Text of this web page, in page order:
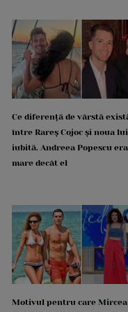
Ce diferență de vârstă
între Rareș Cojoc și noua lui
iubită. Andreea Popescu
mare decât el
Motivul pentru care Mircea